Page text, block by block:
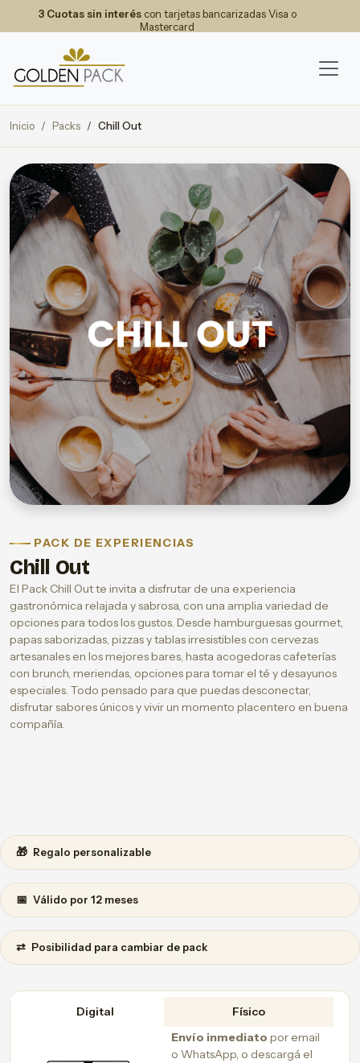
3 Cuotas sin interéscon tarjetas bancarizadas Visa o
Mastercard
Inicio Packs Chill Out
PACK DE EXPERIENCIAS
Chill Out
El Pack Chill Out te invita a disfrutar de una experiencia
gastronómica relajada y sabrosa, con una amplia variedad de
opciones para todos los gustos. Desde hamburguesas gourmet,
papas saborizadas, pizzas y tablas irresistibles con cervezas
artesanales en los mejores bares, hasta acogedoras cafeterías
con brunch, meriendas, opciones para tomar el té y desayunos
especiales. Todo pensado para que puedas desconectar,
disfrutar sabores únicos y vivir un momento placentero en buena
compañía.
🎁 Regalo personalizable
📅 Válido por 12 meses
⇄ Posibilidad para cambiar de pack
Digital
Físico
Envío inmediato por email
o WhatsApp, o descargá el